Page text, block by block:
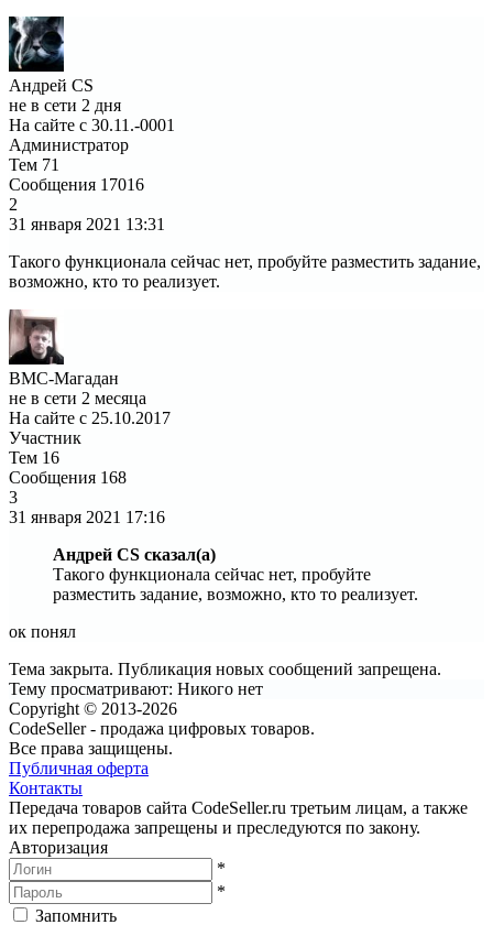
Андрей CS
не в сети 2 дня
На сайте с 30.11.-0001
Администратор
Тем 71
Сообщения 17016
2
31 января 2021 13:31
Такого функционала сейчас нет, пробуйте разместить задание,
возможно, кто то реализует.
ВМС-Магадан
не в сети 2 месяца
На сайте с 25.10.2017
Участник
Тем 16
Сообщения 168
3
31 января 2021 17:16
Андрей CS сказал(а)
Такого функционала сейчас нет, пробуйте
разместить задание, возможно, кто то реализует.
ок понял
Тема закрыта. Публикация новых сообщений запрещена.
Тему просматривают: Никого нет
Copyright © 2013-2026
CodeSeller - продажа цифровых товаров.
Все права защищены.
Публичная оферта
Контакты
Передача товаров сайта CodeSeller.ru третьим лицам, а также
их перепродажа запрещены и преследуются по закону.
Авторизация
*
*
Запомнить